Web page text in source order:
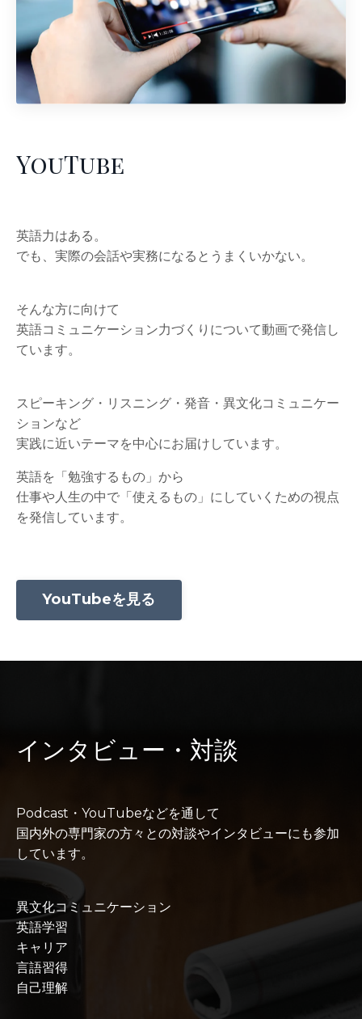
YouTube
英語力はある。
でも、実際の会話や実務になるとうまくいかない。
そんな方に向けて
英語コミュニケーション力づくりについて動画で発信し
ています。
スピーキング・リスニング・発音・異文化コミュニケー
ションなど
実践に近いテーマを中心にお届けしています。
英語を「勉強するもの」から
仕事や人生の中で「使えるもの」にしていくための視点
を発信しています。
YouTubeを見る
インタビュー・対談
Podcast・YouTubeなどを通して
国内外の専門家の方々との対談やインタビューにも参加
しています。
異文化コミュニケーション
英語学習
キャリア
言語習得
自己理解